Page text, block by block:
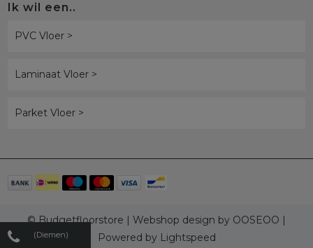
(Diemen)
Ik wil een..
PVC Vloer >
Laminaat Vloer >
Parket Vloer >
© Budgetfloorstore | Webshop design by OOSEOO |
Powered by Lightspeed